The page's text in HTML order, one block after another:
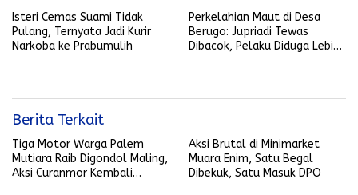
Isteri Cemas Suami Tidak
Pulang, Ternyata Jadi Kurir
Narkoba ke Prabumulih
Perkelahian Maut di Desa
Berugo: Jupriadi Tewas
Dibacok, Pelaku Diduga Lebih
Berita Terkait
Tiga Motor Warga Palem
Mutiara Raib Digondol Maling,
Aksi Curanmor Kembali
Aksi Brutal di Minimarket
Muara Enim, Satu Begal
Dibekuk, Satu Masuk DPO